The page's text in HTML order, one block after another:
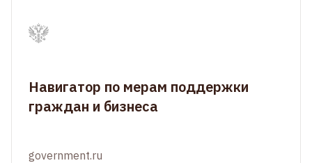
Навигатор по мерам поддержки
граждан и бизнеса
government.ru